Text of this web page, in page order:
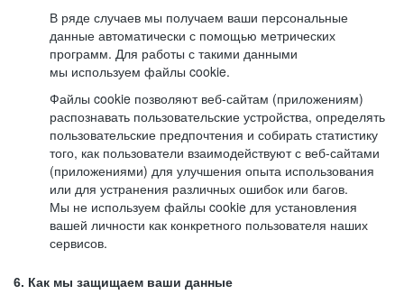
В ряде случаев мы получаем ваши персональные
данные автоматически с помощью метрических
программ. Для работы с такими данными
мы используем файлы cookie.
Файлы cookie позволяют веб-сайтам (приложениям)
распознавать пользовательские устройства, определять
пользовательские предпочтения и собирать статистику
того, как пользователи взаимодействуют с веб-сайтами
(приложениями) для улучшения опыта использования
или для устранения различных ошибок или багов.
Мы не используем файлы cookie для установления
вашей личности как конкретного пользователя наших
сервисов.
6. Как мы защищаем ваши данные